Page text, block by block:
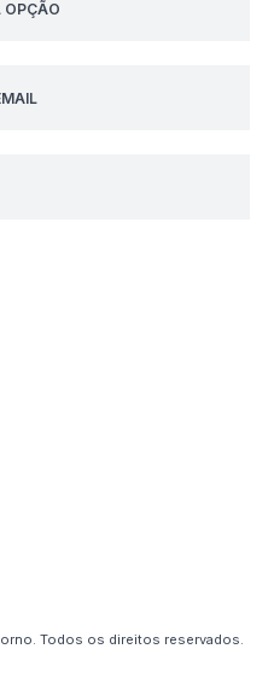
OPÇÃO
Todos os direitos reservados.